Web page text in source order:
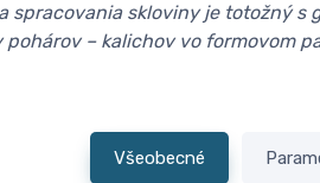
spracovania skloviny je totožný s
pohárov – kalichov vo formovom
Všeobecné